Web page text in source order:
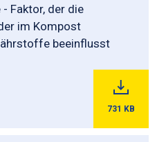
Faktor, der die
im Kompost
beeinflusst
731 KB